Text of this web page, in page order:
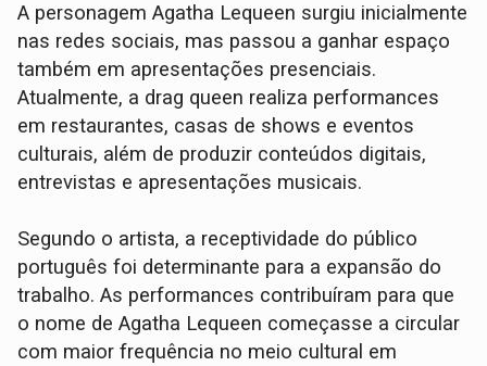
A personagem Agatha Lequeen surgiu inicialmente
nas redes sociais, mas passou a ganhar espaço
também em apresentações presenciais.
Atualmente, a drag queen realiza performances
em restaurantes, casas de shows e eventos
culturais, além de produzir conteúdos digitais,
entrevistas e apresentações musicais.
Segundo o artista, a receptividade do público
português foi determinante para a expansão do
trabalho. As performances contribuíram para que
o nome de Agatha Lequeen começasse a circular
com maior frequência no meio cultural em